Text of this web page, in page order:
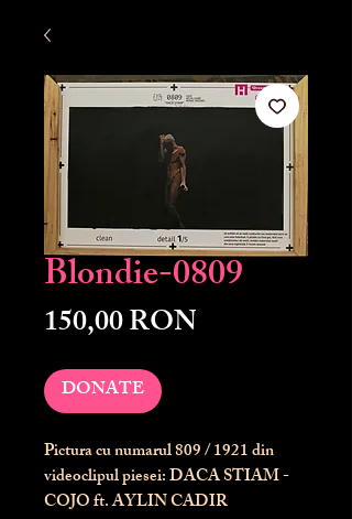
Blondie-0809
150,00 RONPreț
DONATE
Pictura cu numarul809/ 1921 din
videoclipul piesei: DACA STIAM -
COJO ft. AYLIN CADIR